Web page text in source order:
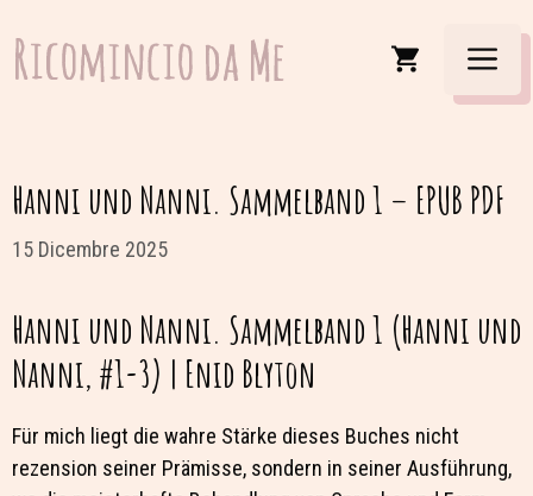
contenuto
Hanni und Nanni. Sammelband 1 – EPUB PDF
15 Dicembre 2025
Hanni und Nanni. Sammelband 1 (Hanni und
Nanni, #1-3) | Enid Blyton
Für mich liegt die wahre Stärke dieses Buches nicht
rezension seiner Prämisse, sondern in seiner Ausführung,